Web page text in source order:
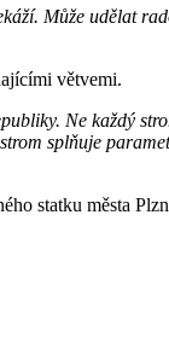
Může udělat
větvemi.
Ne každý
splňuje
statku města